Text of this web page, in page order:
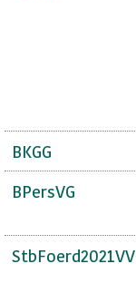
BKGG
BPersVG
StbFoerd2021VV